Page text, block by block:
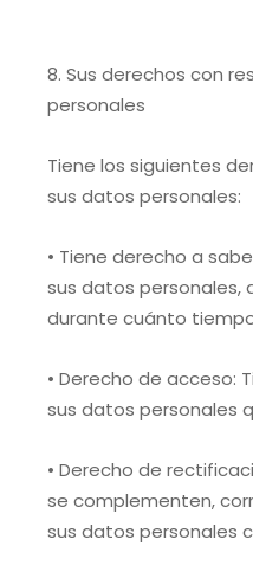
8. Sus derechos con
personales
Tiene los siguientes
sus datos personales:
• Tiene derecho a
sus datos personales,
durante cuánto
• Derecho de acceso:
sus datos personales
• Derecho de
se complementen,
sus datos personales